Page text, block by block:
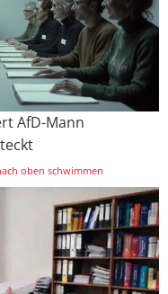
AfD-Mann
oben schwimmen